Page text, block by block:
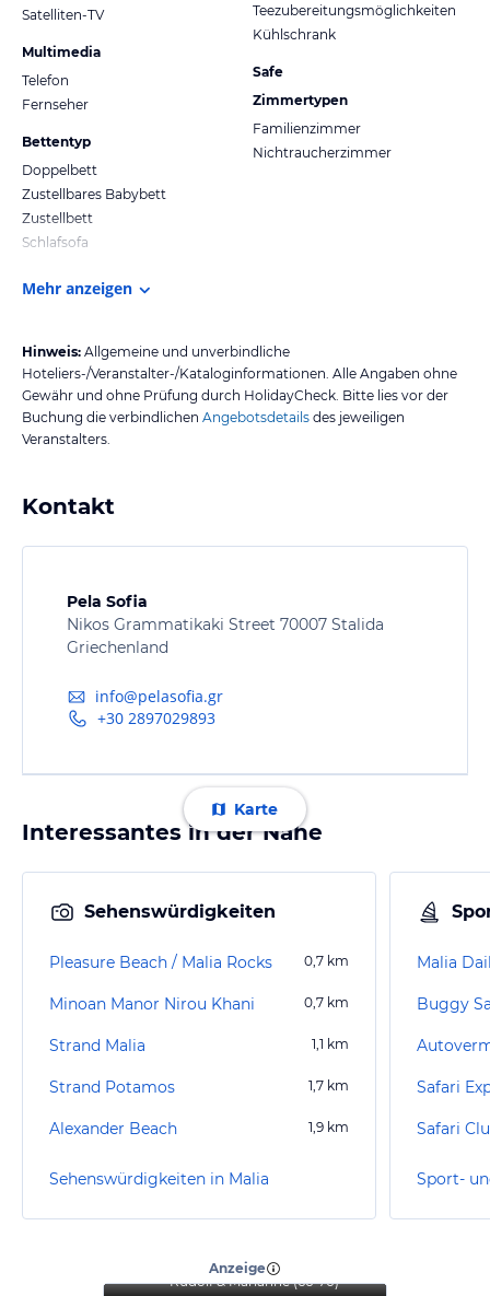
Satelliten-TV
Multimedia
Telefon
Fernseher
Bettentyp
Doppelbett
Zustellbares Babybett
Zustellbett
Schlafsofa
Teezubereitungsmöglichkeiten
Kühlschrank
Safe
Zimmertypen
Familienzimmer
Nichtraucherzimmer
Mehr anzeigen
Hinweis: Allgemeine und unverbindliche
Hoteliers-/Veranstalter-/Kataloginformationen. Alle Angaben ohne
Gewähr und ohne Prüfung durch HolidayCheck. Bitte lies vor der
Buchung die verbindlichen Angebotsdetails des jeweiligen
Veranstalters.
Kontakt
Pela Sofia
Nikos Grammatikaki Street 70007 Stalida
Griechenland
info@pelasofia.gr
+30 2897029893
Karte
Interessantes in der Nähe
Sehenswürdigkeiten
Pleasure Beach / Malia Rocks 0,7 km
Minoan Manor Nirou Khani 0,7 km
Strand Malia 1,1 km
Strand Potamos 1,7 km
Alexander Beach 1,9 km
Sehenswürdigkeiten in Malia
Malia
Buggy
Safari
Safari
Sport-
Anzeige
Rudolf & Marianne(66-70)